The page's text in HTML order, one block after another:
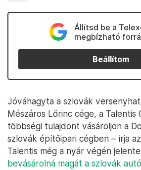
Állítsd be a
megbízható
Beállítom
Jóváhagyta a szlovák
Mészáros Lőrinc cége, a Talentis
többségi tulajdont vásároljon a
szlovák építőipari cégben – írja az
Talentis még a nyár végén
bevásárolná magát a szlovák